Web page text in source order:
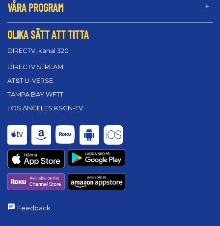
VÅRA PROGRAM
OLIKA SÄTT ATT TITTA
DIRECTV, kanal 320
DIRECTV STREAM
AT&T U-VERSE
TAMPA BAY WFTT
LOS ANGELES KSCN-TV
Feedback